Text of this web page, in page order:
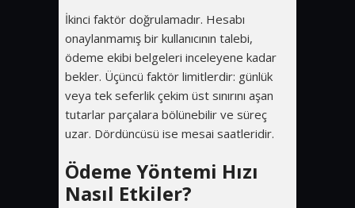
İkinci faktör doğrulamadır. Hesabı
onaylanmamış bir kullanıcının talebi,
ödeme ekibi belgeleri inceleyene kadar
bekler. Üçüncü faktör limitlerdir: günlük
veya tek seferlik çekim üst sınırını aşan
tutarlar parçalara bölünebilir ve süreç
uzar. Dördüncüsü ise mesai saatleridir.
Ödeme Yöntemi Hızı
Nasıl Etkiler?